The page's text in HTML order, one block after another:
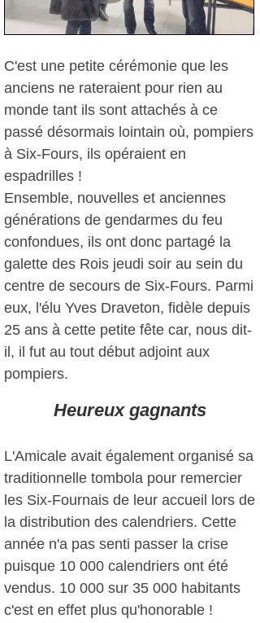
C'est une petite cérémonie que les
anciens ne rateraient pour rien au
monde tant ils sont attachés à ce
passé désormais lointain où, pompiers
à Six-Fours, ils opéraient en
espadrilles !
Ensemble, nouvelles et anciennes
générations de gendarmes du feu
confondues, ils ont donc partagé la
galette des Rois jeudi soir au sein du
centre de secours de Six-Fours. Parmi
eux, l'élu Yves Draveton, fidèle depuis
25 ans à cette petite fête car, nous dit-
il, il fut au tout début adjoint aux
pompiers.
Heureux gagnants
L'Amicale avait également organisé sa
traditionnelle tombola pour remercier
les Six-Fournais de leur accueil lors de
la distribution des calendriers. Cette
année n'a pas senti passer la crise
puisque 10 000 calendriers ont été
vendus. 10 000 sur 35 000 habitants
c'est en effet plus qu'honorable !